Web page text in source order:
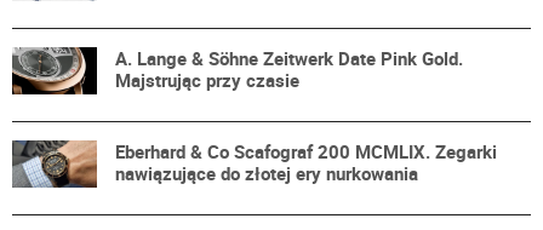
A. Lange & Söhne Zeitwerk Date Pink Gold.
Majstrując przy czasie
Eberhard & Co Scafograf 200 MCMLIX. Zegarki
nawiązujące do złotej ery nurkowania